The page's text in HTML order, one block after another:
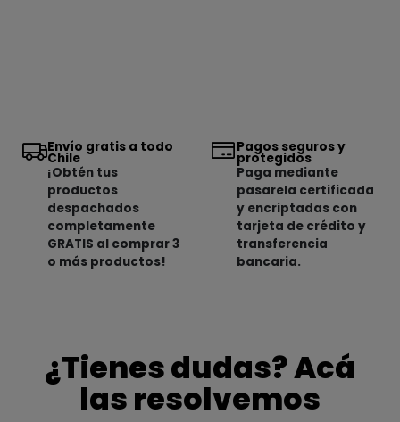
Envío gratis a todo
Chile
¡Obtén tus
productos
despachados
completamente
GRATIS al comprar 3
o más productos!
Pagos seguros y
protegidos
Paga mediante
pasarela certificada
y encriptadas con
tarjeta de crédito y
transferencia
bancaria.
¿Tienes dudas? Acá
las resolvemos